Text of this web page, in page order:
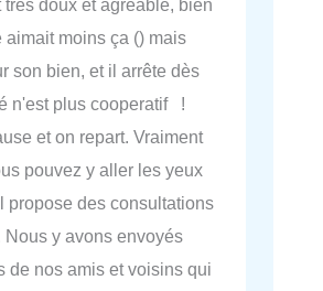
tres doux et agréable, bien
aimait moins ça () mais
son bien, et il arrête dès
n'est plus cooperatif !
et on repart. Vraiment
pouvez y aller les yeux
propose des consultations
Nous y avons envoyés
de nos amis et voisins qui